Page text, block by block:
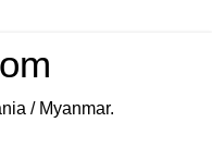
/ Myanmar.